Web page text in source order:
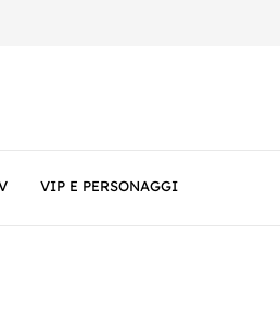
VIP E PERSONAGGI